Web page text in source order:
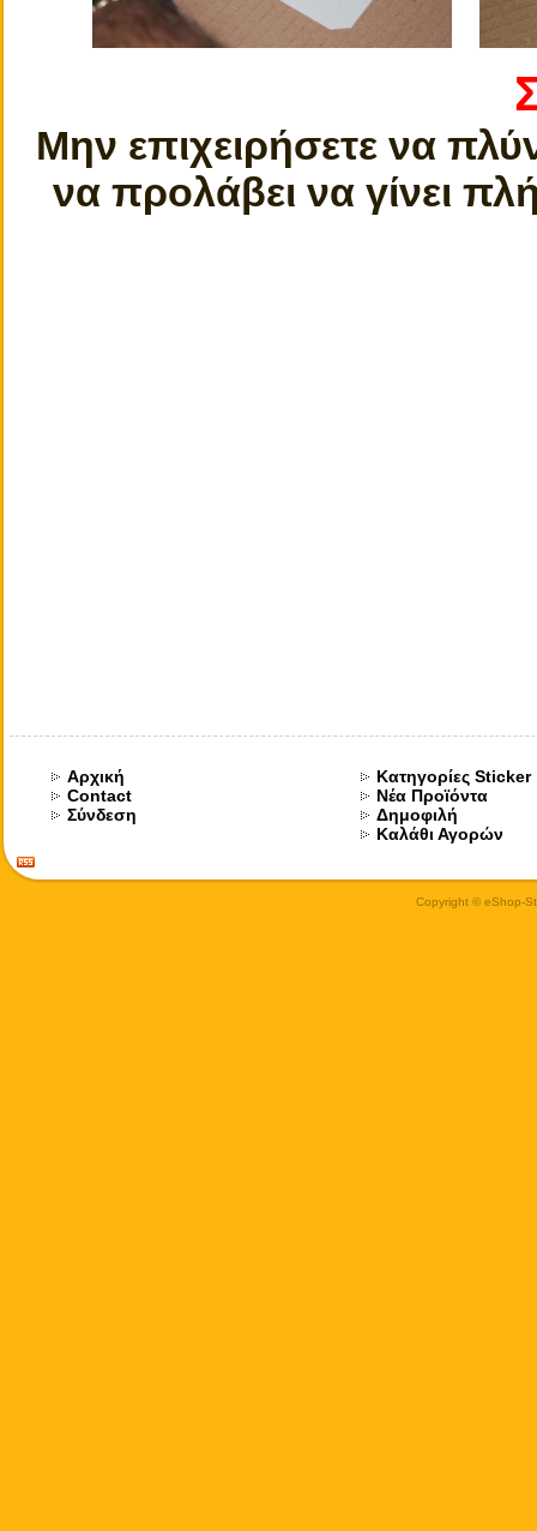
Μην επιχειρήσετε να
να προλάβει να γίνει
Αρχική
Contact
Σύνδεση
Κατηγορίες Sticker
Νέα Προϊόντα
Δημοφιλή
Καλάθι Αγορών
Copyright © eShop-